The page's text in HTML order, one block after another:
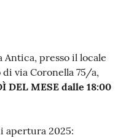
Antica, presso il locale
via Coronella 75/a,
DEL MESE dalle 18:00
apertura 2025: